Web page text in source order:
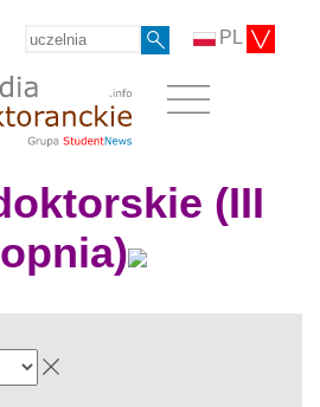
PL
(III